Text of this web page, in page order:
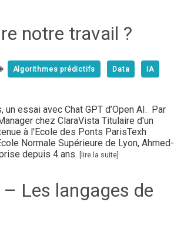
notre travail ?
Algorithmes prédictifs Data IA
essai avec Chat GPT d’Open AI. Par
chez ClaraVista Titulaire d'un
à l'Ecole des Ponts ParisTexh
Normale Supérieure de Lyon, Ahmed-
depuis 4 ans. [lire la suite]
Les langages de